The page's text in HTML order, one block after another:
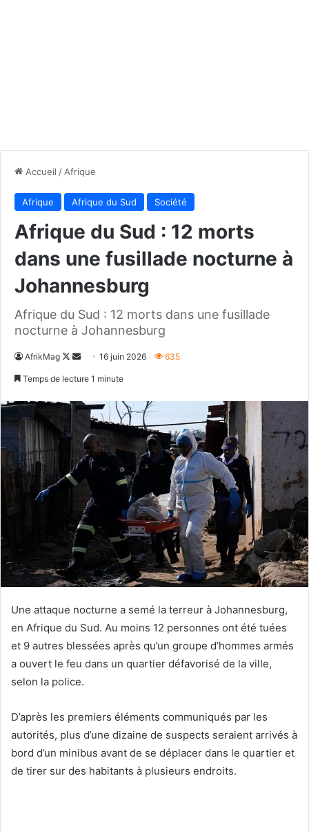
Accueil / Afrique
Afrique Afrique du Sud Société
Afrique du Sud : 12 morts
dans une fusillade nocturne à
Johannesburg
Afrique du Sud : 12 morts dans une fusillade
nocturne à Johannesburg
AfrikMag
Follow
Envoyer16 juin 2026 635
Temps de lecture 1 minute
Une attaque nocturne a semé la terreur à Johannesburg,
en Afrique du Sud. Au moins 12 personnes ont été tuées
et 9 autres blessées après qu’un groupe d’hommes armés
a ouvert le feu dans un quartier défavorisé de la ville,
selon la police.
D’après les premiers éléments communiqués par les
autorités, plus d’une dizaine de suspects seraient arrivés à
bord d’un minibus avant de se déplacer dans le quartier et
de tirer sur des habitants à plusieurs endroits.